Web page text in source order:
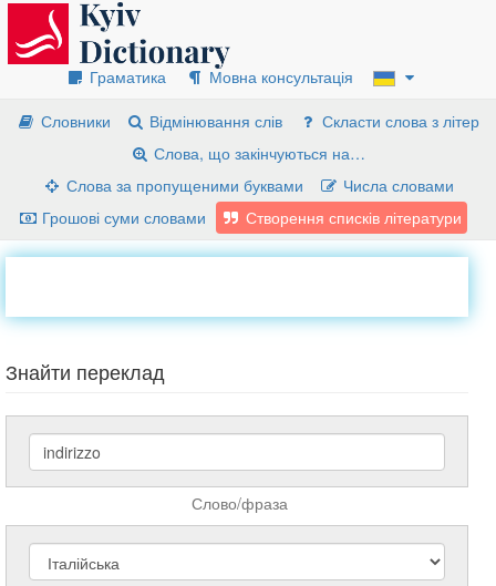
Граматика
Мовна консультація
Словники
Відмінювання слів
Скласти слова з літер
Слова, що закінчуються на…
Слова за пропущеними буквами
Числа словами
Грошові суми словами
Створення списків літератури
Знайти переклад
Слово/фраза